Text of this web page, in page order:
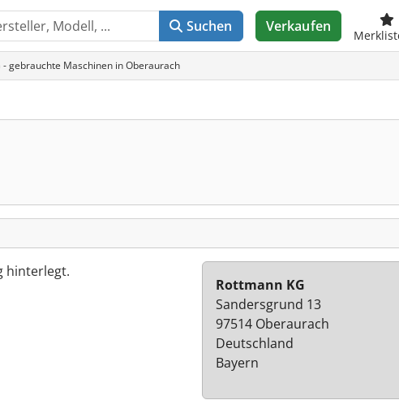
Suchen Verkaufen
- gebrauchte Maschinen in Oberaurach
hinterlegt.
Rottmann KG
Sandersgrund 13
97514 Oberaurach
Deutschland
Bayern